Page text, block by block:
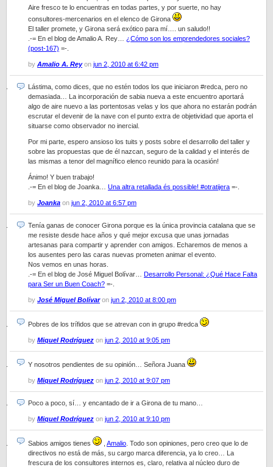
Aire fresco te lo encuentras en todas partes, y por suerte, no hay
consultores-mercenarios en el elenco de Girona
El taller promete, y Girona será exótico para mí…. un saludo!!
.-= En el blog de Amalio A. Rey… ¿Cómo son los emprendedores sociales?
(post-167) =-.
by Amalio A. Reyon jun 2, 2010 at 6:42 pm
Lástima, como dices, que no estén todos los que iniciaron #redca, pero no
demasiada… La incorporación de sabia nueva a este encuentro aportará
algo de aire nuevo a las portentosas velas y los que ahora no estarán podrán
escrutar el devenir de la nave con el punto extra de objetividad que aporta el
situarse como observador no inercial.
Por mi parte, espero ansioso los tuits y posts sobre el desarrollo del taller y
sobre las propuestas que de él nazcan, seguro de la calidad y el interés de
las mismas a tenor del magnífico elenco reunido para la ocasión!
Ánimo! Y buen trabajo!
.-= En el blog de Joanka… Una altra retallada és possible! #otratijera =-.
by Joanka on jun 2, 2010 at 6:57 pm
Tenía ganas de conocer Girona porque es la única provincia catalana que se
me resiste desde hace años y qué mejor excusa que unas jornadas
artesanas para compartir y aprender con amigos. Echaremos de menos a
los ausentes pero las caras nuevas prometen animar el evento.
Nos vemos en unas horas.
.-= En el blog de José Miguel Bolívar… Desarrollo Personal: ¿Qué Hace Falta
para Ser un Buen Coach? =-.
by José Miguel Bolívaron jun 2, 2010 at 8:00 pm
Pobres de los trífidos que se atrevan con in grupo #redca
by Miquel Rodríguez on jun 2, 2010 at 9:05 pm
Y nosotros pendientes de su opinión… Señora Juana
by Miquel Rodríguez on jun 2, 2010 at 9:07 pm
Poco a poco, sí… y encantado de ir a Girona de tu mano…
by Miquel Rodríguez on jun 2, 2010 at 9:10 pm
Sabios amigos tienes Amalio . Todo son opiniones, pero creo que lo de
directivos no está de más, su cargo marca diferencia, ya lo creo… La
frescura de los consultores internos es, claro, relativa al núcleo duro de